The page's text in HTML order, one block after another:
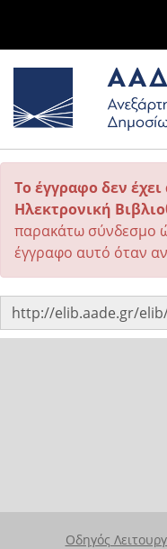
Το έγγραφο δεν
Ηλεκτρονική
παρακάτω σύνδεσμο
έγγραφο αυτό όταν
Οδηγός